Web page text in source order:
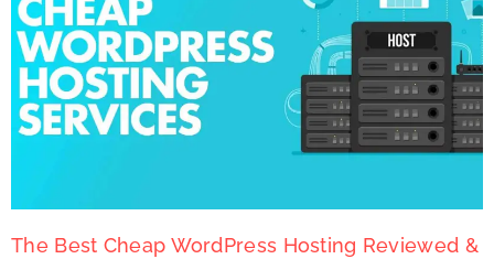
The Best Cheap WordPress Hosting Reviewed &